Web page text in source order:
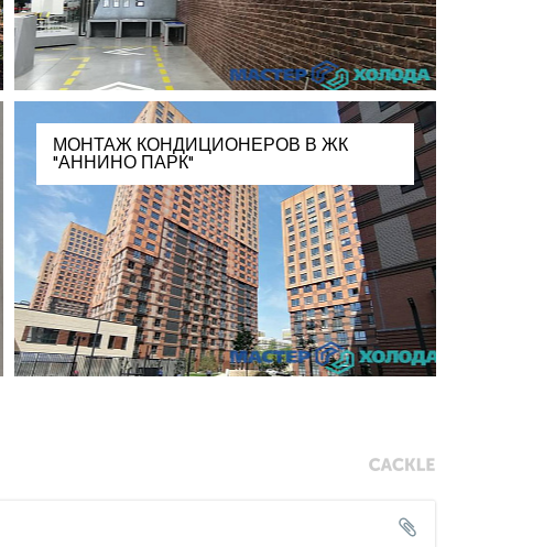
МОНТАЖ КОНДИЦИОНЕРОВ В ЖК
"АННИНО ПАРК"